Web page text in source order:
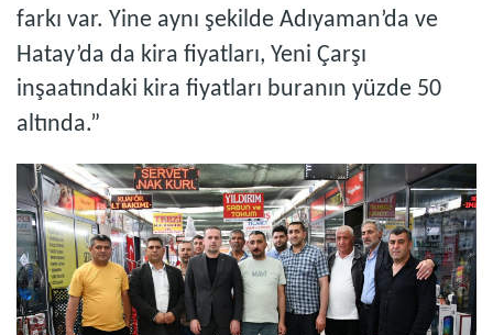
farkı var. Yine aynı şekilde Adıyaman’da ve
Hatay’da da kira fiyatları, Yeni Çarşı
inşaatındaki kira fiyatları buranın yüzde 50
altında.”